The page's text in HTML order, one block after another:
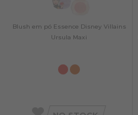
Blush em pó Essence Disney Villains
Ursula Maxi